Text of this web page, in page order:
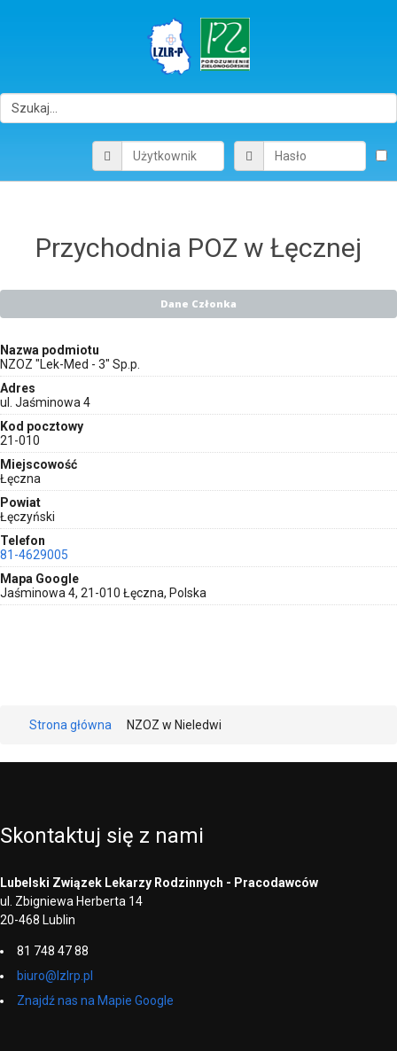
Przychodnia POZ w Łęcznej
Dane Członka
Nazwa podmiotu
NZOZ "Lek-Med - 3" Sp.p.
Adres
ul. Jaśminowa 4
Kod pocztowy
21-010
Miejscowość
Łęczna
Powiat
Łęczyński
Telefon
81-4629005
Mapa Google
Jaśminowa 4, 21-010 Łęczna, Polska
Strona główna NZOZ w Nieledwi
Skontaktuj się z nami
Lubelski Związek Lekarzy Rodzinnych - Pracodawców
ul. Zbigniewa Herberta 14
20-468 Lublin
81 748 47 88
biuro@lzlrp.pl
Znajdź nas na Mapie Google